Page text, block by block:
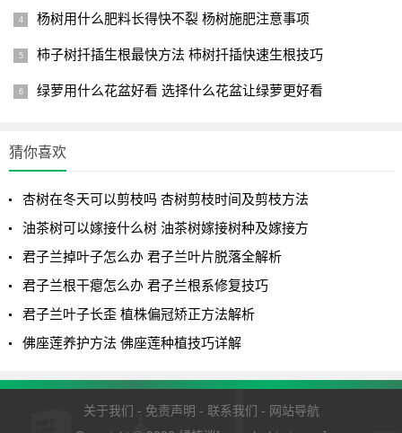
甚至可以让它开始长花了,不过,笔者建议,最好进行第二次去
去顶后,你就会得到丰满的株型了,这时候,再加强肥水,不出一
个月,你就会得到满意的收获.
灰霉病容易发生在夜间温度低于18度的时候,所以,一般来
可以大大减少病害的发生.至于虫害,一般不会大发生,但也要注
意观察,尤其是叶背部,如果发现有红蜘蛛,蓟马等小动物时,不
要手软,杀杀杀!!!
6.度夏问题:
超过26度的时候,天竺葵的大多数品种,新叶会变黄,部份蔓生
型天竺葵甚至是新叶发白,这时天竺葵基本停止生长,主要原因
杨树用什么肥料长得快不裂 杨树施肥注意事项
柿子树扦插生根最快方法 柿树扦插快速生根技巧
绿萝用什么花盆好看 选择什么花盆让绿萝更好看
猜你喜欢
杏树在冬天可以剪枝吗 杏树剪枝时间及剪枝方法
油茶树可以嫁接什么树 油茶树嫁接树种及嫁接方
君子兰掉叶子怎么办 君子兰叶片脱落全解析
君子兰根干瘪怎么办 君子兰根系修复技巧
君子兰叶子长歪 植株偏冠矫正方法解析
佛座莲养护方法 佛座莲种植技巧详解
关于我们 - 免责声明 - 联系我们 - 网站导航